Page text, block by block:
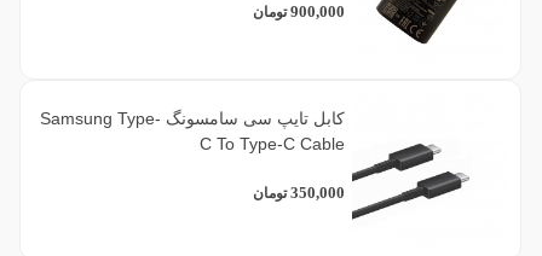
900,000 تومان
کابل تایپ سی سامسونگ Samsung Type-
C To Type-C Cable
350,000 تومان